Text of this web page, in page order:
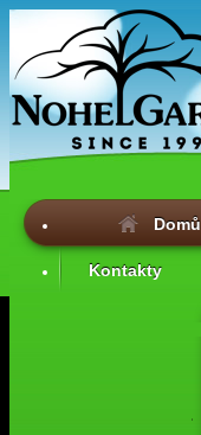
Domů
Kontakty